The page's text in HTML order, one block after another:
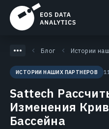
Блог Истории
ИСТОРИИ НАШИХ ПАРТНЕРОВ
Sattech
Изменения
Бассейна